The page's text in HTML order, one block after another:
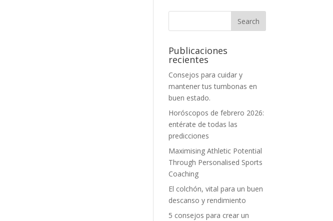
Publicaciones
recientes
Consejos para cuidar y
mantener tus tumbonas en
buen estado.
Horóscopos de febrero 2026:
entérate de todas las
predicciones
Maximising Athletic Potential
Through Personalised Sports
Coaching
El colchón, vital para un buen
descanso y rendimiento
5 consejos para crear un